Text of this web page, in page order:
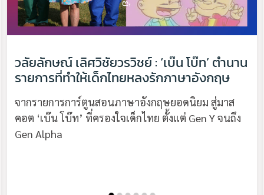
วลัยลักษณ์ เลิศวิชัยวรวิชย์ : ‘เบ๊น โบ๊ท’ ตำนาน
รายการที่ทำให้เด็กไทยหลงรักภาษาอังกฤษ
จากรายการการ์ตูนสอนภาษาอังกฤษยอดนิยม สู่มาส
คอต ‘เบ๊น โบ๊ท’ ที่ครองใจเด็กไทย ตั้งแต่ Gen Y จนถึง
Gen Alpha